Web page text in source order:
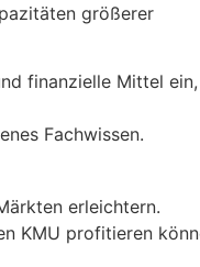
größerer
finanzielle Mittel ein,
Fachwissen.
erleichtern.
KMU profitieren